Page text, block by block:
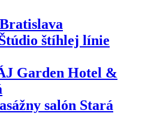
štíhlej línie
Garden Hotel &
salón Stará